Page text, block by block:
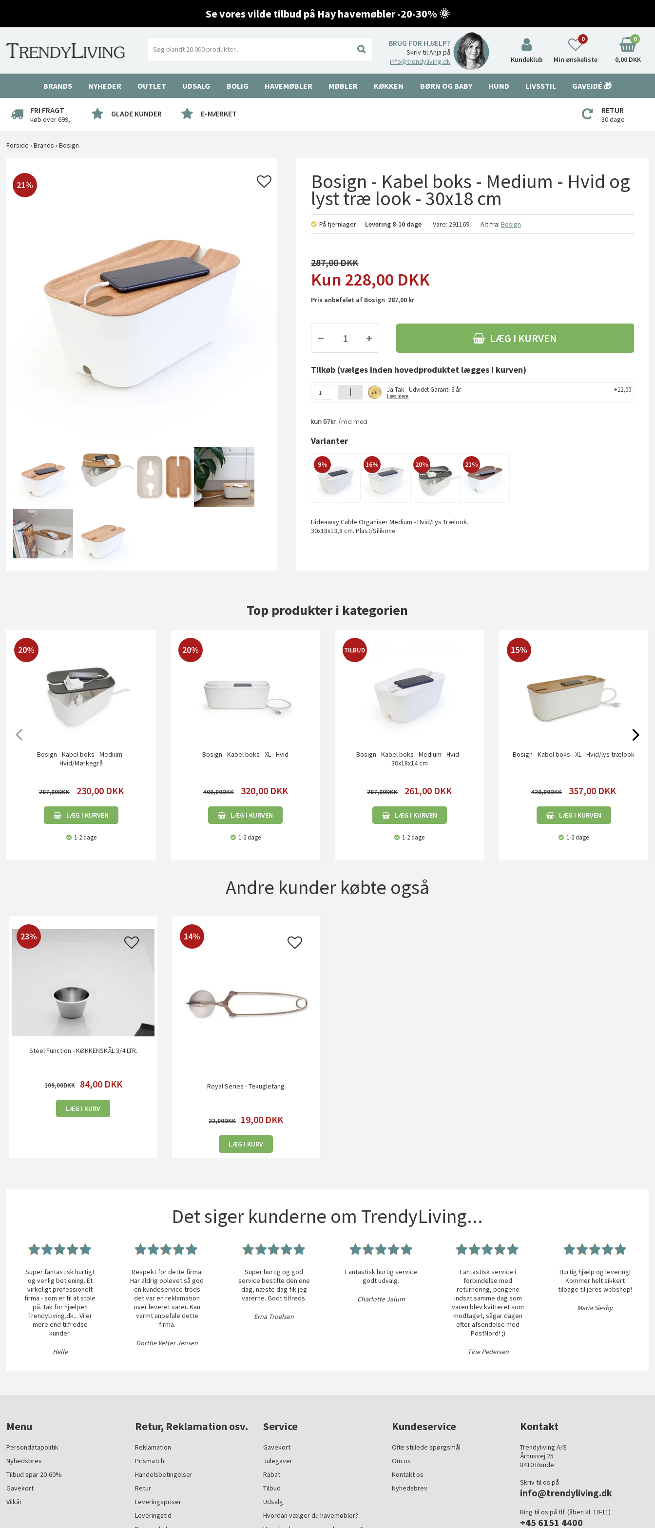
Se vores vilde tilbud på Hay havemøbler -20-30% 🌞
BRUG FOR HJÆLP?
Skriv til Anja på
info@trendyliving.dk
Kundeklub Min ønskeliste
0 0
0,00 DKK
BRANDS NYHEDER OUTLET UDSALG BOLIG HAVEMØBLER MØBLER KØKKEN BØRN OG BABY HUND LIVSSTIL GAVEIDÉ 🎁
FRI FRAGT
køb over 699,-
GLADE KUNDER E-MÆRKET RETUR
30 dage
Forside ›Brands ›Bosign
21% Bosign - Kabel boks - Medium - Hvid og
lyst træ look - 30x18 cm
På fjernlager Levering 8-10 dage Vare: 291169 Alt fra:Bosign
287,00
228,00 DKK
Pris anbefalet af Bosign 287,00 kr
LÆG I KURVEN
Tilkøb (vælges inden hovedproduktet lægges i kurven)
Ja Tak - Udvidet Garanti 3 år
Læs mere
+12,00
Varianter
9% 16% 20% 21%
Hideaway Cable Organiser Medium - Hvid/Lys Trælook.
30x18x13,8 cm. Plast/Silikone
Top produkter i kategorien
20%
Bosign - Kabel boks - Medium -
Hvid/Mørkegrå
287,00 230,00 DKK
LÆG I KURVEN
1-2 dage
20%
Bosign - Kabel boks - XL - Hvid
400,00 320,00 DKK
LÆG I KURVEN
1-2 dage
TILBUD
Bosign - Kabel boks - Medium - Hvid -
30x18x14 cm
287,00 261,00 DKK
LÆG I KURVEN
1-2 dage
15%
Bosign - Kabel boks - XL - Hvid/lys trælook
420,00 357,00 DKK
LÆG I KURVEN
1-2 dage
Andre kunder købte også
23%
Steel Function - KØKKENSKÅL 3/4 LTR.
109,00 84,00 DKK
LÆG I KURV
14%
Royal Series - Tekugletang
22,00 19,00 DKK
LÆG I KURV
Det siger kunderne om TrendyLiving...
Super fantastisk hurtigt
og venlig betjening. Et
virkeligt professionelt
firma - som er til at stole
på. Tak for hjælpen
TrendyLiving.dk... Vi er
mere end tilfredse
kunder.
Helle
Respekt for dette firma.
Har aldrig oplevet så god
en kundeservice trods
det var en reklamation
over leveret varer. Kan
varmt anbefale dette
firma.
Dorthe Vetter Jensen
Super hurtig og god
service bestilte den ene
dag, næste dag fik jeg
varerne. Godt tilfreds.
Erna Troelsen
Fantastisk hurtig service
godt udvalg.
Charlotte Jalum
Fantastisk service i
forbindelse med
returnering, pengene
indsat samme dag som
varen blev kvitteret som
modtaget, sågar dagen
efter afsendelse med
PostNord! ;)
Tine Pedersen
Hurtig hjælp og levering!
Kommer helt sikkert
tilbage til jeres webshop!
Maria Siesby
Menu
Persondatapolitik
Nyhedsbrev
Tilbud spar 20-60%
Gavekort
Vilkår
Retur, Reklamation osv.
Reklamation
Prismatch
Handelsbetingelser
Retur
Leveringspriser
Leveringstid
Service
Gavekort
Julegaver
Rabat
Tilbud
Udsalg
Hvordan vælger du havemøbler?
Kundeservice
Ofte stillede spørgsmål
Om os
Kontakt os
Nyhedsbrev
Kontakt
Trendyliving A/S
Århusvej 25
8410 Rønde
Skriv til os på
info@trendyliving.dk
Ring til os på tlf. (åben kl. 10-11)
+45 6151 4400